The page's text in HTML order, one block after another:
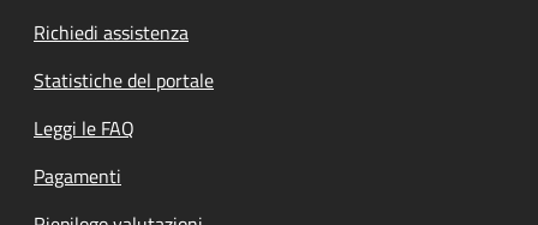
Richiedi assistenza
Statistiche del portale
Leggi le FAQ
Pagamenti